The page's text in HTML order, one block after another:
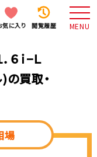
気に入り 閲覧履歴 MENU
６ｉ−Ｌ
買取・
場